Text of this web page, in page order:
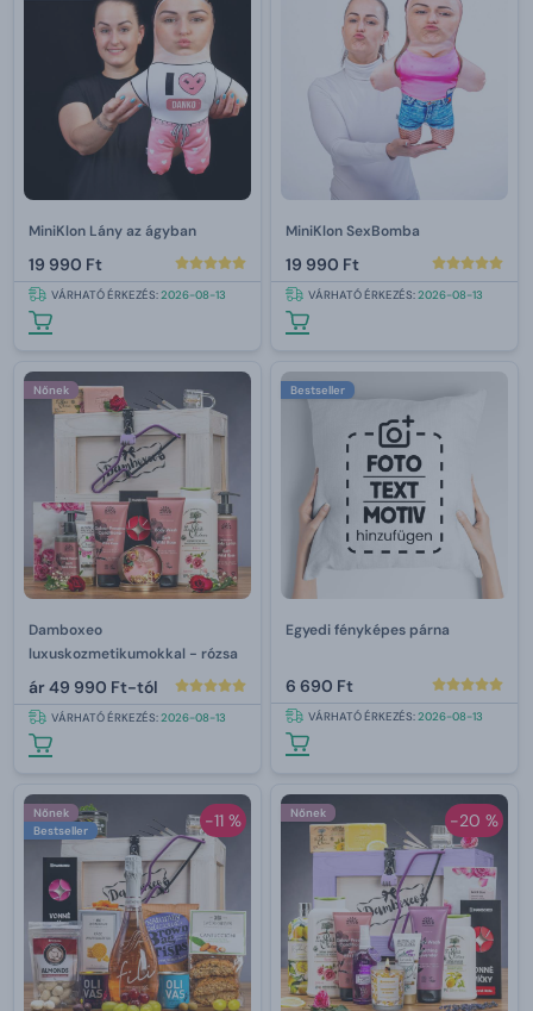
MiniKlon Lány az ágyban
19 990 Ft
VÁRHATÓ ÉRKEZÉS:2026-08-13
MiniKlon SexBomba
19 990 Ft
VÁRHATÓ ÉRKEZÉS:2026-08-13
Nőnek
Damboxeo
luxuskozmetikumokkal - rózsa
ár49 990 Ft-tól
VÁRHATÓ ÉRKEZÉS:2026-08-13
Bestseller
Egyedi fényképes párna
6 690 Ft
VÁRHATÓ ÉRKEZÉS:2026-08-13
-11 %
Nőnek
Bestseller
-20 %
Nőnek